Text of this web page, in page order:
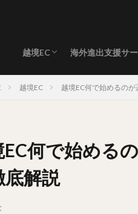
越境EC
海外発送 / 国際配送
海外進出支援サ
海外出店/代理
越境EC 越境EC何で始めるの
EC何で始める
底解説